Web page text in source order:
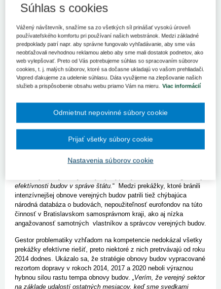
vykazovaných údajov.
energetickej hospodárnosti budov nemalo v kontrolovanom
období až do prijatia Plánu obnovy a odolnosti priamy
finančný nástroj na obnovu verejných budov. Rezort tiež
nemal k dispozícii relevantné údaje o financovaní a miere
obnovy verejných budov.
„Kontrola NKÚ zameraná na obnovu verejných budov, a v tom
osobitne štátnych, ukázala, že financovanie z verejných zdrojov
viacerými rezortmi, pričom samotné financie na obnovu budov
poskytovalo viac ako 15 subjektov. Presúvanie kompetencií po
politických zásahoch viedlo k ďalšej roztrieštenosti, a tým
neprehľadnosti financovania,“uviedol podpredseda NKÚ Jaroslav
efektívnosti budov v správe štátu.“ Medzi prekážky, ktoré bránili
intenzívnejšej obnove verejných budov patrili tiež chýbajúca
národná databáza o budovách, nepoužiteľnosť eurofondov na túto
činnosť v Bratislavskom samosprávnom kraji, ako aj nízka
angažovanosť samotných vlastníkov a správcov verejných budov.
Gestor problematiky vzhľadom na kompetencie nedokázal všetky
prekážky efektívne riešiť, preto niektoré z nich pretrvávajú od roku
2014 dodnes. Ukázalo sa, že stratégie obnovy budov vypracované
rezortom dopravy v rokoch 2014, 2017 a 2020 neboli výraznou
hybnou silou rastu tempa obnovy budov. „Verím, že verejný sektor
na základe udalostí ostatných mesiacov, keď sme svedkami
Súhlas s cookies
Vážený návštevník, snažíme sa zo všetkých síl prinášať vysokú úroveň
používateľského komfortu pri používaní našich webstránok. Medzi základné
predpoklady patrí napr. aby správne fungovalo vyhľadávanie, aby sme vás
neobťažovali nevhodnou reklamou alebo aby sme mali dostatok podnetov, ako
web vylepšovať. Preto od Vás potrebujeme súhlas so spracovaním súborov
cookies, t. j. malých súborov, ktoré sa dočasne ukladajú vo vašom prehliadači.
Vopred ďakujeme za udelenie súhlasu. Dáta využijeme na zlepšovanie našich
služieb a prispôsobenie obsahu webu priamo Vám na mieru.
Viac informácií
Nastavenia súborov cookie
Odmietnut nepovinné súbory cookie
Prijať všetky súbory cookie